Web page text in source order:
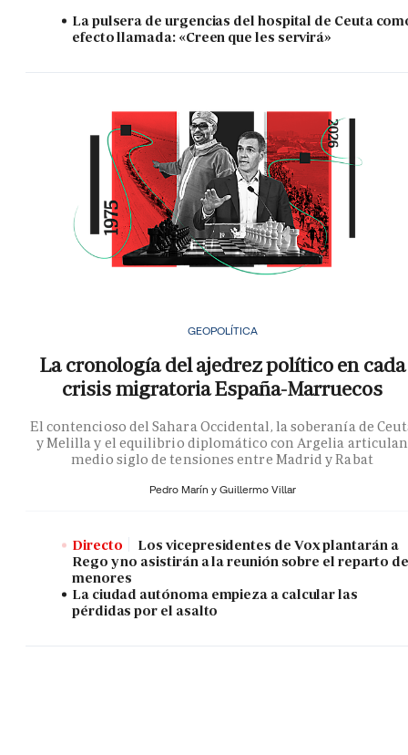
La pulsera de urgencias del hospital de Ceuta
efecto llamada: «Creen que les servirá»
GEOPOLÍTICA
La cronología del ajedrez político en cada
crisis migratoria España-Marruecos
El contencioso del Sahara Occidental, la soberanía de
y Melilla y el equilibrio diplomático con Argelia articulan
medio siglo de tensiones entre Madrid y Rabat
Pedro Marín y Guillermo Villar
Directo
Los vicepresidentes de Vox plantarán a
Rego y no asistirán a la reunión sobre el reparto
menores
La ciudad autónoma empieza a calcular las
pérdidas por el asalto